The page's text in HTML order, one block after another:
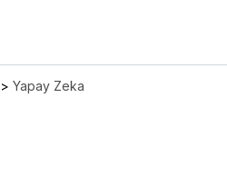
> Yapay Zeka